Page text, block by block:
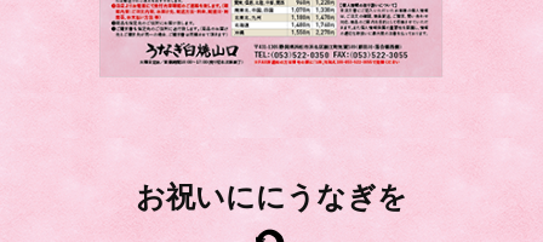
お祝いににうなぎを